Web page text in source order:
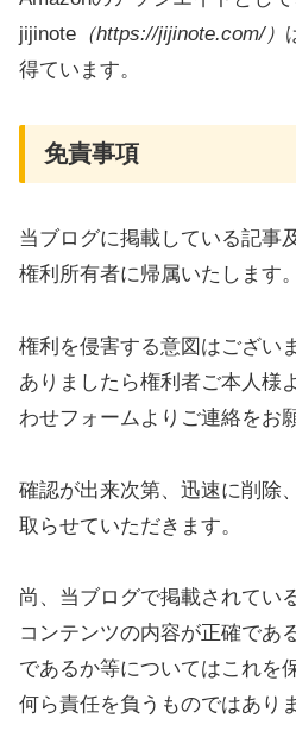
jijinote （https://jijinote.com/）
得ています。
免責事項
当ブログに掲載している記事
権利所有者に帰属いたします。
権利を侵害する意図はござい
ありましたら権利者ご本人様
わせフォームよりご連絡をお
確認が出来次第、迅速に削除
取らせていただきます。
尚、当ブログで掲載されてい
コンテンツの内容が正確であ
であるか等についてはこれを
何ら責任を負うものではあり